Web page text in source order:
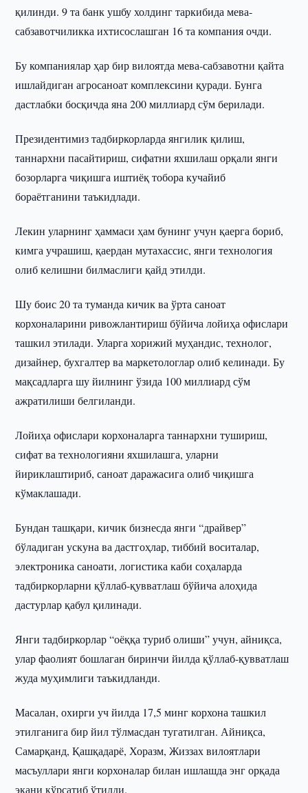
қилинди. 9 та банк ушбу холдинг таркибида мева-
сабзавотчиликка ихтисослашган 16 та компания очди.
Бу компаниялар ҳар бир вилоятда мева-сабзавотни қайта
ишлайдиган агросаноат комплексини қуради. Бунга
дастлабки босқичда яна 200 миллиард сўм берилади.
Президентимиз тадбиркорларда янгилик қилиш,
таннархни пасайтириш, сифатни яхшилаш орқали янги
бозорларга чиқишга иштиёқ тобора кучайиб
бораётганини таъкидлади.
Лекин уларнинг ҳаммаси ҳам бунинг учун қаерга бориб,
кимга учрашиш, қаердан мутахассис, янги технология
олиб келишни билмаслиги қайд этилди.
Шу боис 20 та туманда кичик ва ўрта саноат
корхоналарини ривожлантириш бўйича лойиҳа офислари
ташкил этилади. Уларга хорижий муҳандис, технолог,
дизайнер, бухгалтер ва маркетологлар олиб келинади. Бу
мақсадларга шу йилнинг ўзида 100 миллиард сўм
ажратилиши белгиланди.
Лойиҳа офислари корхоналарга таннархни тушириш,
сифат ва технологияни яхшилашга, уларни
йириклаштириб, саноат даражасига олиб чиқишга
кўмаклашади.
Бундан ташқари, кичик бизнесда янги “драйвер”
бўладиган ускуна ва дастгоҳлар, тиббий воситалар,
электроника саноати, логистика каби соҳаларда
тадбиркорларни қўллаб-қувватлаш бўйича алоҳида
дастурлар қабул қилинади.
Янги тадбиркорлар “оёққа туриб олиши” учун, айниқса,
улар фаолият бошлаган биринчи йилда қўллаб-қувватлаш
жуда муҳимлиги таъкидланди.
Масалан, охирги уч йилда 17,5 минг корхона ташкил
этилганига бир йил тўлмасдан тугатилган. Айниқса,
Самарқанд, Қашқадарё, Хоразм, Жиззах вилоятлари
масъуллари янги корхоналар билан ишлашда энг орқада
экани кўрсатиб ўтилди.